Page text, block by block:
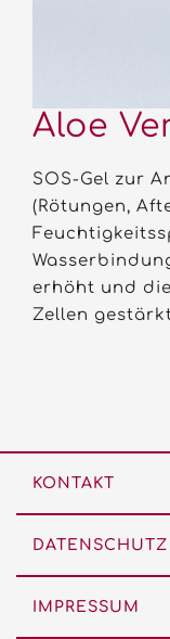
Aloe
SOS-Gel zur
(Rötungen,
erhöht und
Zellen
KONTAKT
DATENSCHUTZ
IMPRESSUM